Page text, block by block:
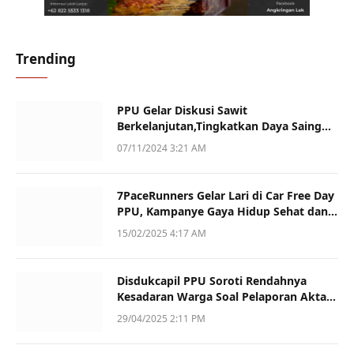
Trending
PPU Gelar Diskusi Sawit
Berkelanjutan,Tingkatkan Daya Saing
dan Kualitas
07/11/2024 3:21 AM
7PaceRunners Gelar Lari di Car Free Day
PPU, Kampanye Gaya Hidup Sehat dan
Dukung UMKM
15/02/2025 4:17 AM
Disdukcapil PPU Soroti Rendahnya
Kesadaran Warga Soal Pelaporan Akta
Kematian
29/04/2025 2:11 PM